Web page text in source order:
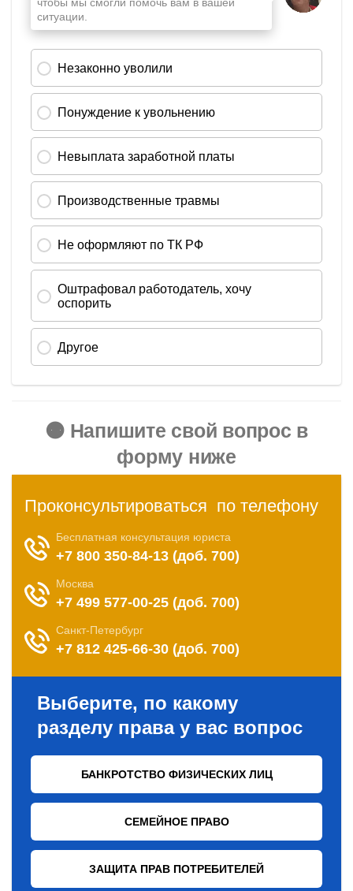
🟠 Напишите свой вопрос в
форму ниже